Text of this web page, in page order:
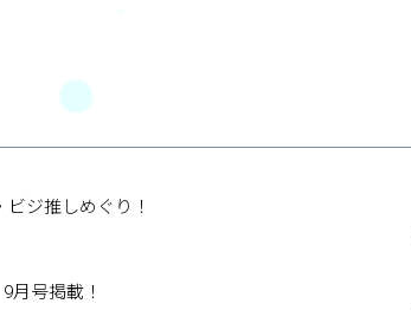
ビジ推しめぐり！
月号掲載！